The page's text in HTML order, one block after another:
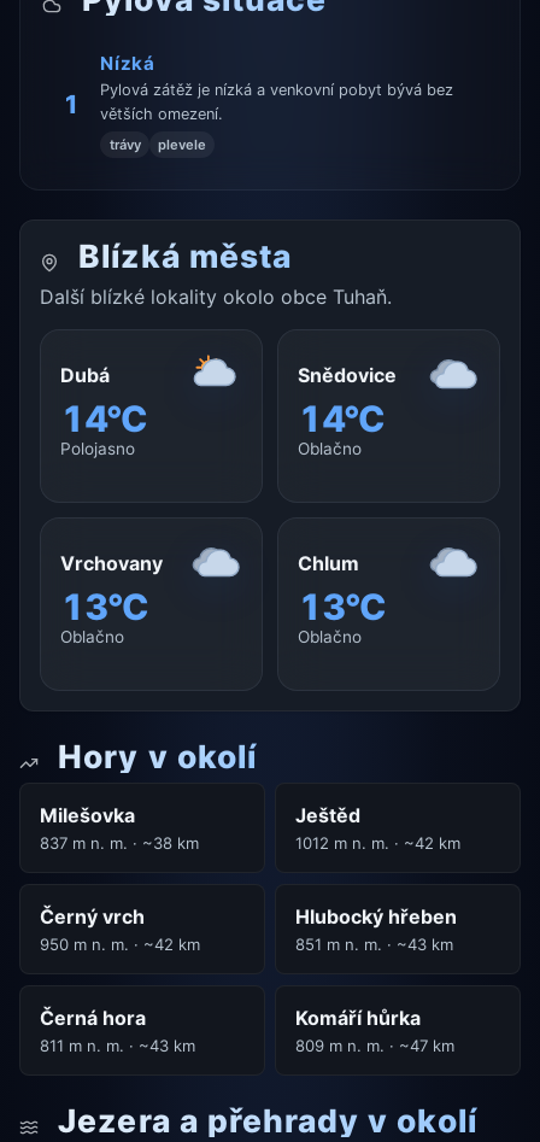
1
Nízká
Pylová zátěž je nízká a venkovní pobyt bývá bez
větších omezení.
trávy plevele
Blízká města
Další blízké lokality okolo obce Tuhaň.
Dubá
14°C
Polojasno
Snědovice
14°C
Oblačno
Vrchovany
13°C
Oblačno
Chlum
13°C
Oblačno
Hory v okolí
Milešovka
837 m n. m. · ~38 km
Ještěd
1012 m n. m. · ~42 km
Černý vrch
950 m n. m. · ~42 km
Hlubocký hřeben
851 m n. m. · ~43 km
Černá hora
811 m n. m. · ~43 km
Komáří hůrka
809 m n. m. · ~47 km
Jezera a přehrady v okolí